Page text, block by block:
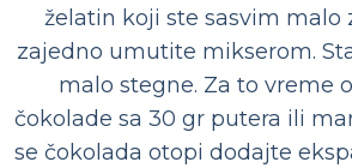
želatin koji ste sasvim malo
zajedno umutite mikserom.
malo stegne. Za to vreme
čokolade sa 30 gr putera ili
se čokolada otopi dodajte